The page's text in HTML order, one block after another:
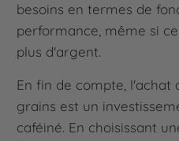
besoins en termes de
performance, même si
plus d'argent.
En fin de compte, l'achat
grains est un
caféiné. En choisissant